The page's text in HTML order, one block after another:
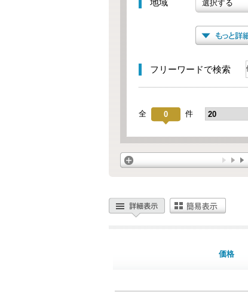
地域 選択する
フリーワードで検索
全 0 件
価格